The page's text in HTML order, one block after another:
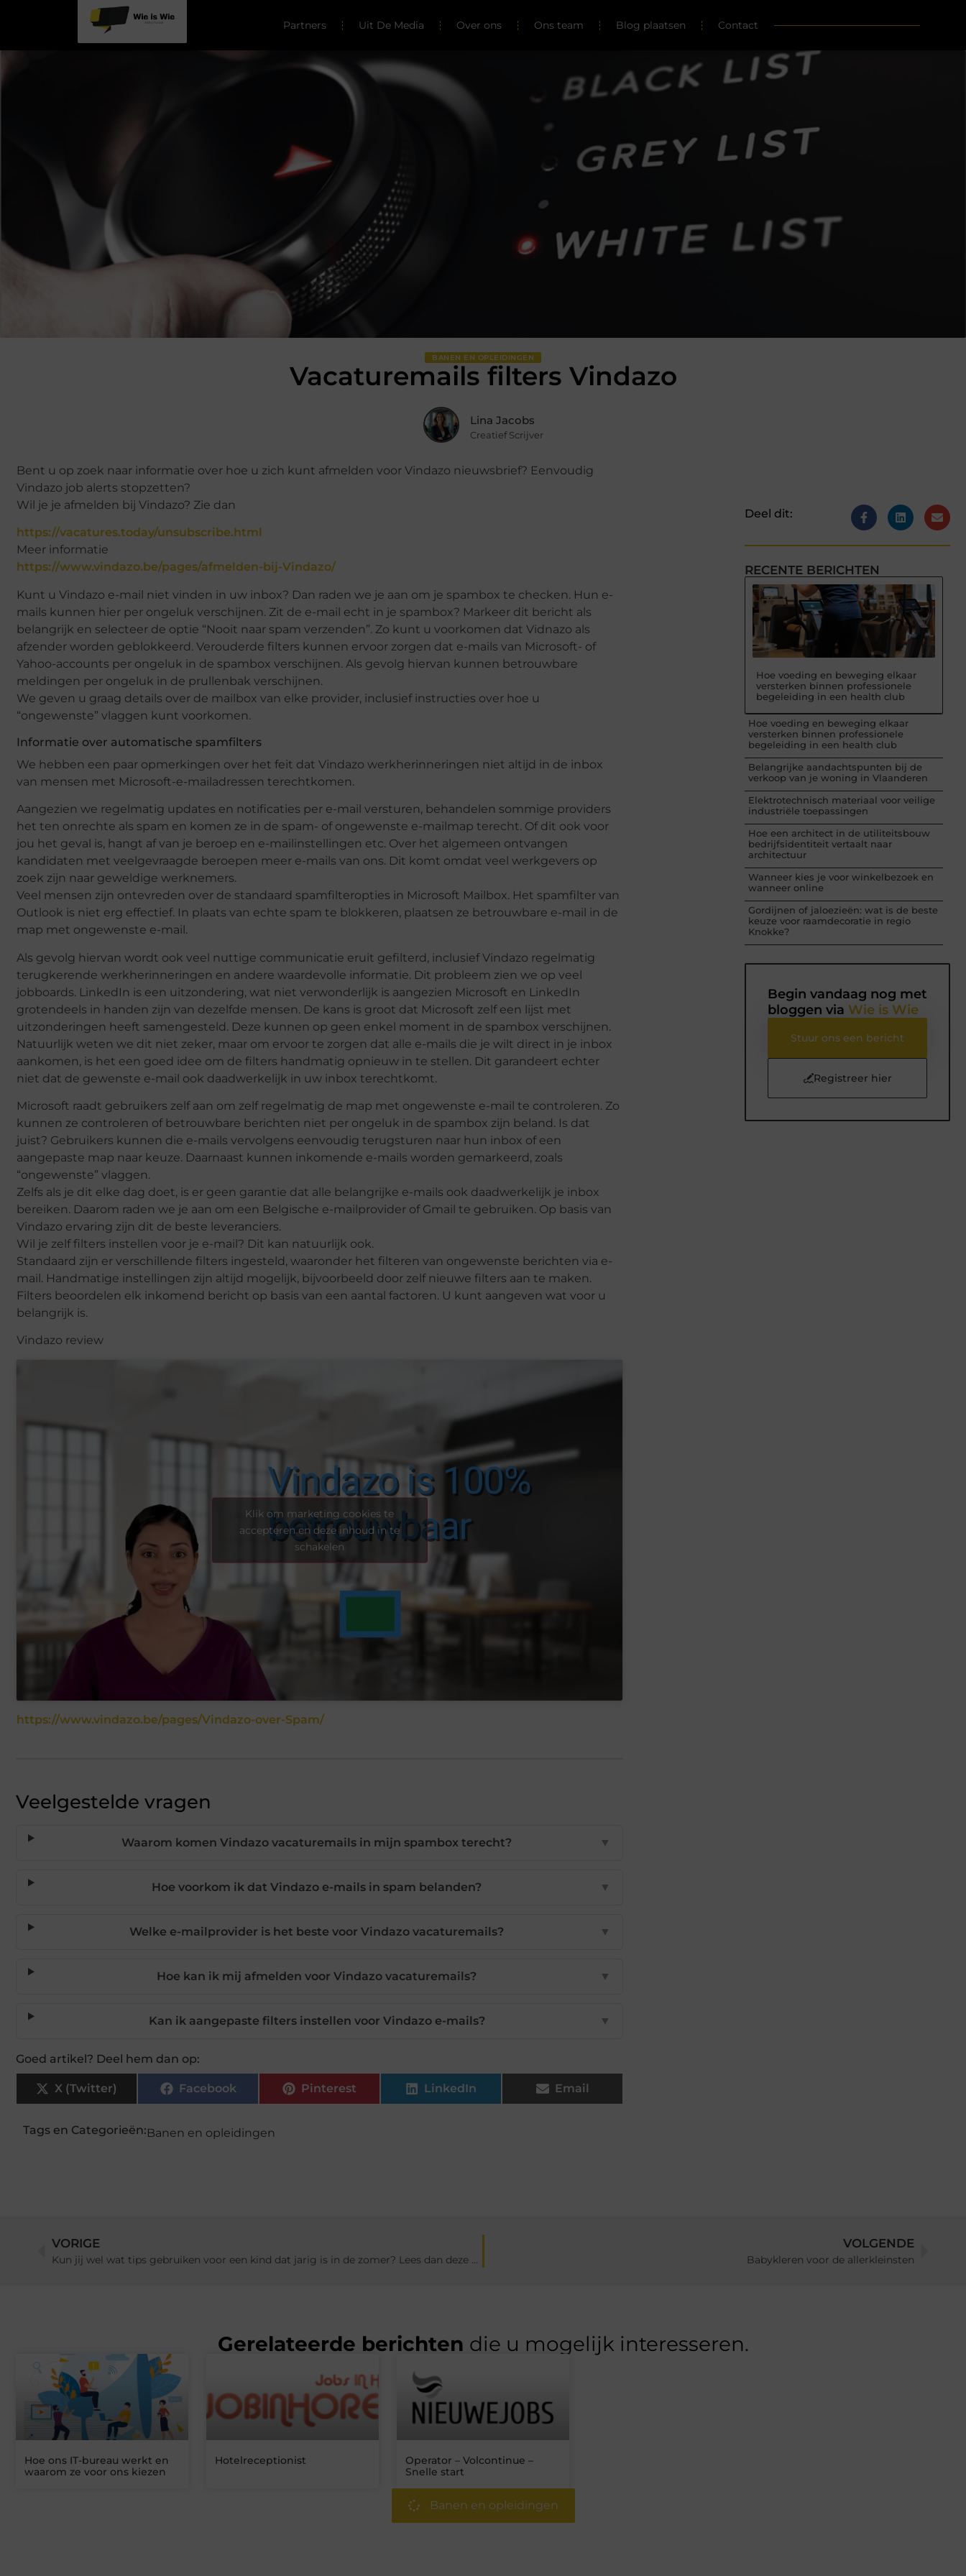
Partners Uit De Media Over ons Ons team Blog plaatsen Contact
BANEN EN OPLEIDINGEN
Vacaturemails filters Vindazo
Lina Jacobs
Creatief Scrijver
Bent u op zoek naar informatie over hoe u zich kunt afmelden voor Vindazo nieuwsbrief? Eenvoudig
Vindazo job alerts stopzetten?
Wil je je afmelden bij Vindazo? Zie dan
https://vacatures.today/unsubscribe.html
Meer informatie
https://www.vindazo.be/pages/afmelden-bij-Vindazo/
Kunt u Vindazo e-mail niet vinden in uw inbox? Dan raden we je aan om je spambox te checken. Hun e-
mails kunnen hier per ongeluk verschijnen. Zit de e-mail echt in je spambox? Markeer dit bericht als
belangrijk en selecteer de optie “Nooit naar spam verzenden”. Zo kunt u voorkomen dat Vidnazo als
afzender worden geblokkeerd. Verouderde filters kunnen ervoor zorgen dat e-mails van Microsoft- of
Yahoo-accounts per ongeluk in de spambox verschijnen. Als gevolg hiervan kunnen betrouwbare
meldingen per ongeluk in de prullenbak verschijnen.
We geven u graag details over de mailbox van elke provider, inclusief instructies over hoe u
“ongewenste” vlaggen kunt voorkomen.
Informatie over automatische spamfilters
We hebben een paar opmerkingen over het feit dat Vindazo werkherinneringen niet altijd in de inbox
van mensen met Microsoft-e-mailadressen terechtkomen.
Aangezien we regelmatig updates en notificaties per e-mail versturen, behandelen sommige providers
het ten onrechte als spam en komen ze in de spam- of ongewenste e-mailmap terecht. Of dit ook voor
jou het geval is, hangt af van je beroep en e-mailinstellingen etc. Over het algemeen ontvangen
kandidaten met veelgevraagde beroepen meer e-mails van ons. Dit komt omdat veel werkgevers op
zoek zijn naar geweldige werknemers.
Veel mensen zijn ontevreden over de standaard spamfilteropties in Microsoft Mailbox. Het spamfilter van
Outlook is niet erg effectief. In plaats van echte spam te blokkeren, plaatsen ze betrouwbare e-mail in de
map met ongewenste e-mail.
Als gevolg hiervan wordt ook veel nuttige communicatie eruit gefilterd, inclusief Vindazo regelmatig
terugkerende werkherinneringen en andere waardevolle informatie. Dit probleem zien we op veel
jobboards. LinkedIn is een uitzondering, wat niet verwonderlijk is aangezien Microsoft en LinkedIn
grotendeels in handen zijn van dezelfde mensen. De kans is groot dat Microsoft zelf een lijst met
uitzonderingen heeft samengesteld. Deze kunnen op geen enkel moment in de spambox verschijnen.
Natuurlijk weten we dit niet zeker, maar om ervoor te zorgen dat alle e-mails die je wilt direct in je inbox
aankomen, is het een goed idee om de filters handmatig opnieuw in te stellen. Dit garandeert echter
niet dat de gewenste e-mail ook daadwerkelijk in uw inbox terechtkomt.
Microsoft raadt gebruikers zelf aan om zelf regelmatig de map met ongewenste e-mail te controleren. Zo
kunnen ze controleren of betrouwbare berichten niet per ongeluk in de spambox zijn beland. Is dat
juist? Gebruikers kunnen die e-mails vervolgens eenvoudig terugsturen naar hun inbox of een
aangepaste map naar keuze. Daarnaast kunnen inkomende e-mails worden gemarkeerd, zoals
“ongewenste” vlaggen.
Zelfs als je dit elke dag doet, is er geen garantie dat alle belangrijke e-mails ook daadwerkelijk je inbox
bereiken. Daarom raden we je aan om een ​​Belgische e-mailprovider of Gmail te gebruiken. Op basis van
Vindazo ervaring zijn dit de beste leveranciers.
Wil je zelf filters instellen voor je e-mail? Dit kan natuurlijk ook.
Standaard zijn er verschillende filters ingesteld, waaronder het filteren van ongewenste berichten via e-
mail. Handmatige instellingen zijn altijd mogelijk, bijvoorbeeld door zelf nieuwe filters aan te maken.
Filters beoordelen elk inkomend bericht op basis van een aantal factoren. U kunt aangeven wat voor u
belangrijk is.
Vindazo review
Klik om marketing cookies te
accepteren en deze inhoud in te
schakelen
https://www.vindazo.be/pages/Vindazo-over-Spam/
Veelgestelde vragen
Waarom komen Vindazo vacaturemails in mijn spambox terecht? ▼
Hoe voorkom ik dat Vindazo e-mails in spam belanden? ▼
Welke e-mailprovider is het beste voor Vindazo vacaturemails? ▼
Hoe kan ik mij afmelden voor Vindazo vacaturemails? ▼
Kan ik aangepaste filters instellen voor Vindazo e-mails? ▼
Goed artikel? Deel hem dan op:
X (Twitter) Facebook Pinterest LinkedIn Email
Tags en Categorieën:Banen en opleidingen
Deel dit:
RECENTE BERICHTEN
Hoe voeding en beweging elkaar
versterken binnen professionele
begeleiding in een health club
Hoe voeding en beweging elkaar
versterken binnen professionele
begeleiding in een health club
Belangrijke aandachtspunten bij de
verkoop van je woning in Vlaanderen
Elektrotechnisch materiaal voor veilige
industriële toepassingen
Hoe een architect in de utiliteitsbouw
bedrijfsidentiteit vertaalt naar
architectuur
Wanneer kies je voor winkelbezoek en
wanneer online
Gordijnen of jaloezieën: wat is de beste
keuze voor raamdecoratie in regio
Knokke?
Begin vandaag nog met
bloggen via Wie is Wie
Stuur ons een bericht
Registreer hier
VORIGE
Kun jij wel wat tips gebruiken voor een kind dat jarig is in de zomer? Lees dan deze tips!
VOLGENDE
Babykleren voor de allerkleinsten
Gerelateerde berichten die u mogelijk interesseren.
Hoe ons IT-bureau werkt en
waarom ze voor ons kiezen
Hotelreceptionist
Operator – Volcontinue –
Snelle start
Banen en opleidingen